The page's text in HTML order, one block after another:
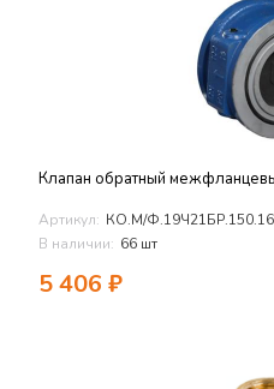
Клапан обратный
Артикул: КО.М/
В наличии: 66 шт
5 406 ₽